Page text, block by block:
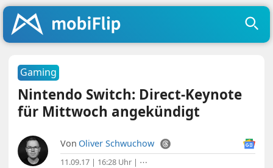
Gaming
Nintendo Switch: Direct-Keynote
für Mittwoch angekündigt
Von Oliver Schwuchow
11.09.17 | 16:28 Uhr | ⋯